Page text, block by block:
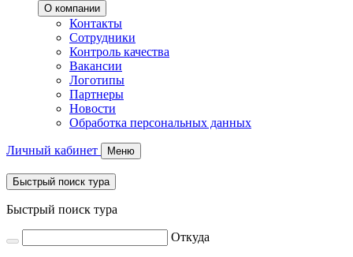
О компании
Контакты
Сотрудники
Контроль качества
Вакансии
Логотипы
Партнеры
Новости
Обработка персональных данных
Личный кабинет Меню
Быстрый поиск тура
Быстрый поиск тура
Откуда